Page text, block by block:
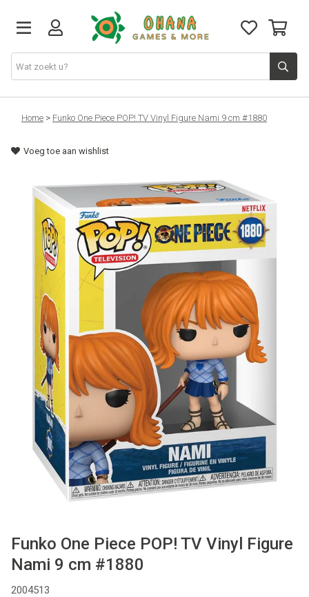
TCG
Merch
Funko
PlayStation
Nintendo
Xbox
Used
Accessoires
Board Games
Cadeaubon
Home > Funko One Piece POP! TV Vinyl Figure Nami 9 cm #1880
Voeg toe aan wishlist
Funko One Piece POP! TV Vinyl Figure
Nami 9 cm #1880
2004513